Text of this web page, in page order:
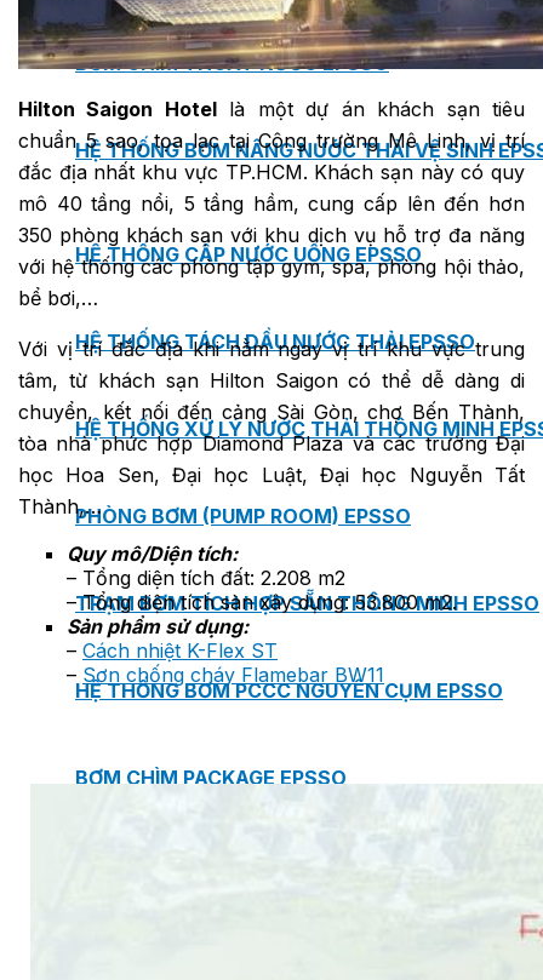
BƠM CHÌM THOÁT NƯỚC EPSSO
HỆ THỐNG BƠM NÂNG NƯỚC THẢI VỆ SINH
HỆ THỐNG CẤP NƯỚC UỐNG EPSSO
HỆ THỐNG TÁCH DẦU NƯỚC THẢI EPSSO
HỆ THỐNG XỬ LÝ NƯỚC THẢI THÔNG MINH
PHÒNG BƠM (PUMP ROOM) EPSSO
TRẠM BƠM TÍCH HỢP SẴN THÔNG MINH EPSSO
HỆ THỐNG BƠM PCCC NGUYÊN CỤM EPSSO
BƠM CHÌM PACKAGE EPSSO
Hilton Saigon Hotellà một dự án khách sạn tiêu
chuẩn 5 sao, tọa lạc tại Công trường Mê Linh, vị trí
đắc địa nhất khu vực TP.HCM. Khách sạn này có quy
mô 40 tầng nổi, 5 tầng hầm, cung cấp lên đến hơn
350 phòng khách sạn với khu dịch vụ hỗ trợ đa năng
với hệ thống các phòng tập gym, spa, phòng hội thảo,
bể bơi,…
Với vị trí đắc địa khi nằm ngay vị trí khu vực trung
tâm, từ khách sạn Hilton Saigon có thể dễ dàng di
chuyển, kết nối đến cảng Sài Gòn, chợ Bến Thành,
tòa nhà phức hợp Diamond Plaza và các trường Đại
học Hoa Sen, Đại học Luật, Đại học Nguyễn Tất
Thành,…
Quy mô/Diện tích:
– Tổng diện tích đất: 2.208 m2
– Tổng diện tích sàn xây dựng: 53.800 m2.
Sản phẩm sử dụng:
– Cách nhiệt K-Flex ST
– Sơn chống cháy Flamebar BW11